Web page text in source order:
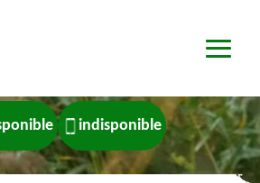
indisponible